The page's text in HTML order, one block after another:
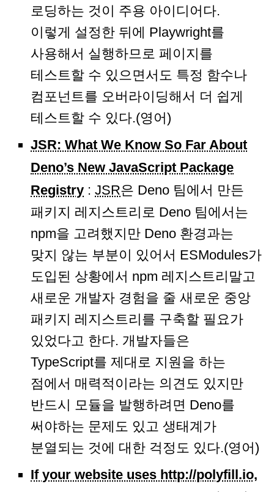
로딩하는 것이 주용 아이디어다.
이렇게 설정한 뒤에 Playwright를
사용해서 실행하므로 페이지를
테스트할 수 있으면서도 특정 함수나
컴포넌트를 오버라이딩해서 더 쉽게
테스트할 수 있다.(영어)
JSR: What We Know So Far About
Deno’s New JavaScript Package
Registry : JSR은 Deno 팀에서 만든
패키지 레지스트리로 Deno 팀에서는
npm을 고려했지만 Deno 환경과는
맞지 않는 부분이 있어서 ESModules가
도입된 상황에서 npm 레지스트리말고
새로운 개발자 경험을 줄 새로운 중앙
패키지 레지스트리를 구축할 필요가
있었다고 한다. 개발자들은
TypeScript를 제대로 지원을 하는
점에서 매력적이라는 의견도 있지만
반드시 모듈을 발행하려면 Deno를
써야하는 문제도 있고 생태계가
분열되는 것에 대한 걱정도 있다.(영어)
If your website uses http://polyfill.io,